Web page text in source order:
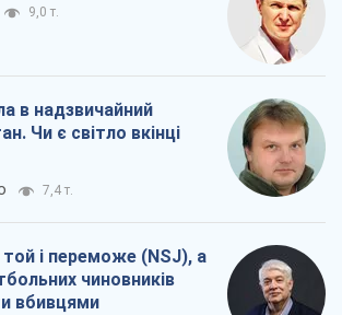
9,0 т.
в надзвичайний
Чи є світло вкінці
7,4 т.
і переможе (NSJ), а
чиновників
вбивцями